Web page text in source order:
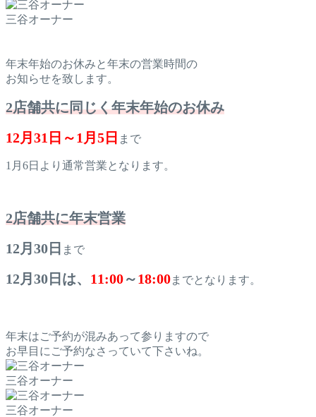
三谷オーナー
年末年始のお休みと年末の営業時間の
お知らせを致します。
2店舗共に同じく年末年始のお休み
12月31日～1月5日 まで
1月6日より通常営業となります。
2店舗共に年末営業
12月30日 まで
12月30日は、 11:00～18:00までとなります。
年末はご予約が混みあって参りますので
お早目にご予約なさっていて下さいね。
三谷オーナー
三谷オーナー